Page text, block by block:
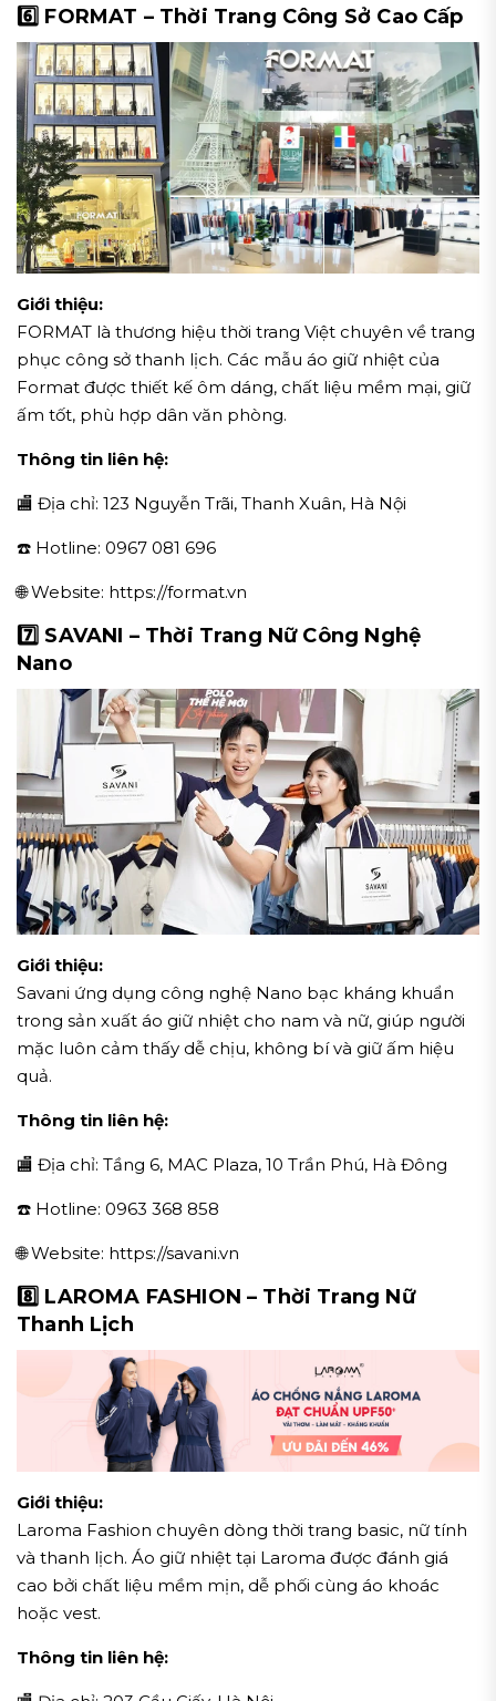
6️⃣ FORMAT – Thời Trang Công Sở Cao Cấp
Giới thiệu:
FORMAT là thương hiệu thời trang Việt chuyên về trang
phục công sở thanh lịch. Các mẫu áo giữ nhiệt của
Format được thiết kế ôm dáng, chất liệu mềm mại, giữ
ấm tốt, phù hợp dân văn phòng.
Thông tin liên hệ:
🏬 Địa chỉ: 123 Nguyễn Trãi, Thanh Xuân, Hà Nội
☎️ Hotline: 0967 081 696
🌐 Website: https://format.vn
7️⃣ SAVANI – Thời Trang Nữ Công Nghệ
Nano
Giới thiệu:
Savani ứng dụng công nghệ Nano bạc kháng khuẩn
trong sản xuất áo giữ nhiệt cho nam và nữ, giúp người
mặc luôn cảm thấy dễ chịu, không bí và giữ ấm hiệu
quả.
Thông tin liên hệ:
🏬 Địa chỉ: Tầng 6, MAC Plaza, 10 Trần Phú, Hà Đông
☎️ Hotline: 0963 368 858
🌐 Website: https://savani.vn
8️⃣ LAROMA FASHION – Thời Trang Nữ
Thanh Lịch
Giới thiệu:
Laroma Fashion chuyên dòng thời trang basic, nữ tính
và thanh lịch. Áo giữ nhiệt tại Laroma được đánh giá
cao bởi chất liệu mềm mịn, dễ phối cùng áo khoác
hoặc vest.
Thông tin liên hệ: